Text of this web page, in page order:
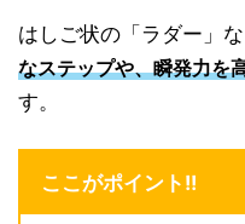
はしご状の「ラダー」な
なステップや、瞬発力を
す。
ここがポイント!!